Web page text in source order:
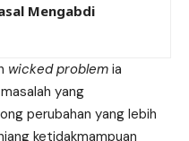
Mengabdi
wicked problem ia
yang
perubahan yang lebih
ketidakmampuan